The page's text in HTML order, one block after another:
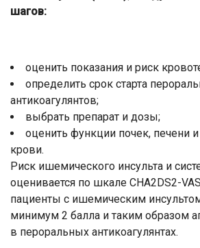
шагов:
оценить показания и риск
определить срок старта
антикоагулянтов;
выбрать препарат и дозы;
оценить функции почек, печени
крови.
Риск ишемического инсульта и
оценивается по шкале CHA2DS2-
пациенты с ишемическим
минимум 2 балла и таким образом
в пероральных антикоагулянтах.